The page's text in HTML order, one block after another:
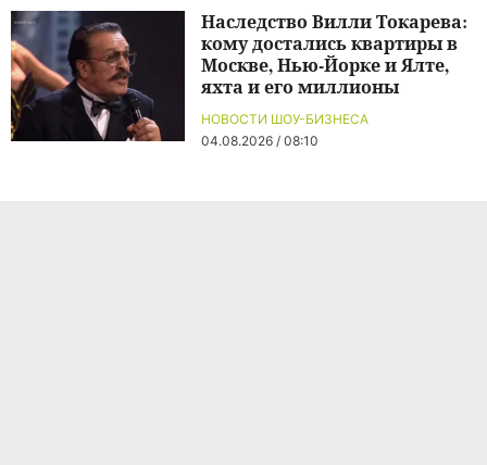
НОВОСТИ ШОУ-БИЗНЕСА
04.08.2026 / 08:10
Наследство Вилли Токарева:
кому достались квартиры в
Москве, Нью-Йорке и Ялте,
яхта и его миллионы